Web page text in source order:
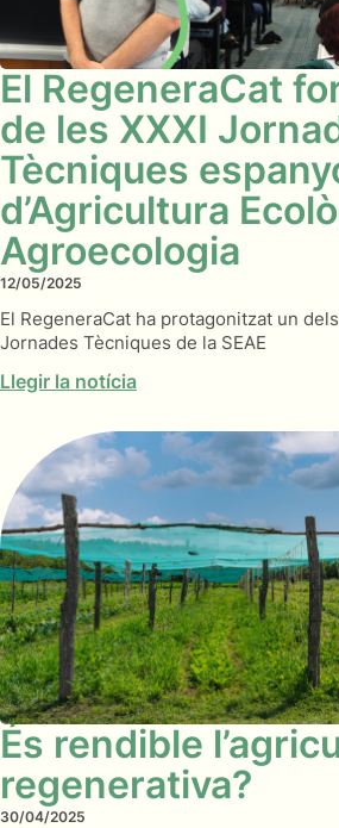
El RegeneraCat
de les XXXI
Tècniques
d’Agricultura
Agroecologia
12/05/2025
El RegeneraCat ha protagonitzat un
Jornades Tècniques de la SEAE
Llegir la notícia
És rendible
regenerativa?
30/04/2025